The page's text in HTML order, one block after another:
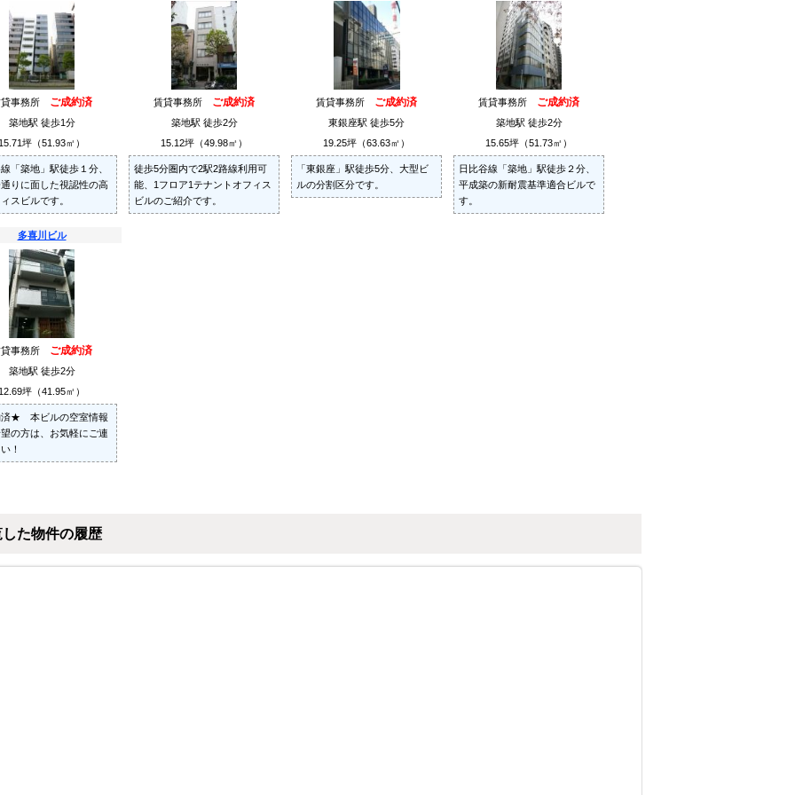
貸事務所 ご成約済
築地駅 徒歩1分
15.71坪（51.93㎡）
「築地」駅徒歩１分、
りに面した視認性の高
スビルです。
賃貸事務所 ご成約済
築地駅 徒歩2分
15.12坪（49.98㎡）
徒歩5分圏内で2駅2路線利用可
能、1フロア1テナントオフィス
ビルのご紹介です。
賃貸事務所 ご成約済
東銀座駅 徒歩5分
19.25坪（63.63㎡）
「東銀座」駅徒歩5分、大型ビ
ルの分割区分です。
賃貸事務所 ご成約済
築地駅 徒歩2分
15.65坪（51.73㎡）
日比谷線「築地」駅徒歩２分、
平成築の新耐震基準適合ビルで
す。
多喜川ビル
貸事務所 ご成約済
築地駅 徒歩2分
12.69坪（41.95㎡）
★ 本ビルの空室情報
の方は、お気軽にご連
！
した物件の履歴